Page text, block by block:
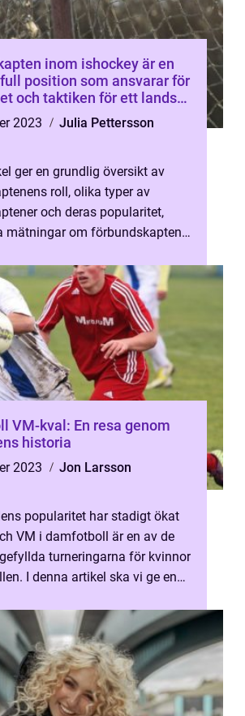
inom ishockey är en
position som ansvarar för
och taktiken för ett lands
2023
Julia Pettersson
ger en grundlig översikt av
roll, olika typer av
och deras popularitet,
mätningar om förbundskapten
VM-kval: En resa genom
historia
2023
Jon Larsson
popularitet har stadigt ökat
VM i damfotboll är en av de
turneringarna för kvinnor
I denna artikel ska vi ge en